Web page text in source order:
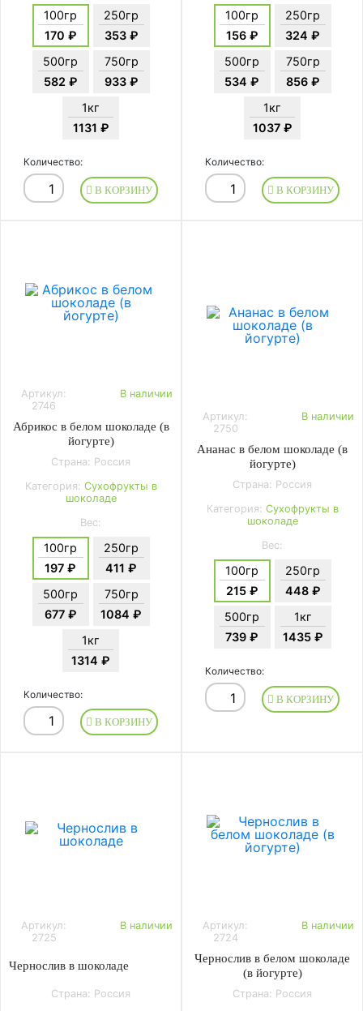
100гр
170 ₽
250гр
353 ₽
500гр
582 ₽
750гр
933 ₽
1кг
1131 ₽
Количество:
В КОРЗИНУ
100гр
156 ₽
250гр
324 ₽
500гр
534 ₽
750гр
856 ₽
1кг
1037 ₽
Количество:
В КОРЗИНУ
Артикул:
2746
В наличии
Абрикос в белом шоколаде (в
йогурте)
Страна: Россия
Категория: Сухофрукты в
шоколаде
Вес:
100гр
197 ₽
250гр
411 ₽
500гр
677 ₽
750гр
1084 ₽
1кг
1314 ₽
Количество:
В КОРЗИНУ
Артикул:
2750
В наличии
Ананас в белом шоколаде (в
йогурте)
Страна: Россия
Категория: Сухофрукты в
шоколаде
Вес:
100гр
215 ₽
250гр
448 ₽
500гр
739 ₽
1кг
1435 ₽
Количество:
В КОРЗИНУ
Артикул:
2725
В наличии
Чернослив в шоколаде
Страна: Россия
Артикул:
2724
В наличии
Чернослив в белом шоколаде
(в йогурте)
Страна: Россия